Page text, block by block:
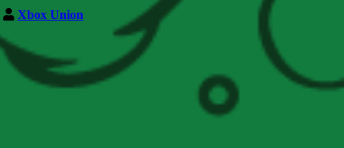
Xbox Union